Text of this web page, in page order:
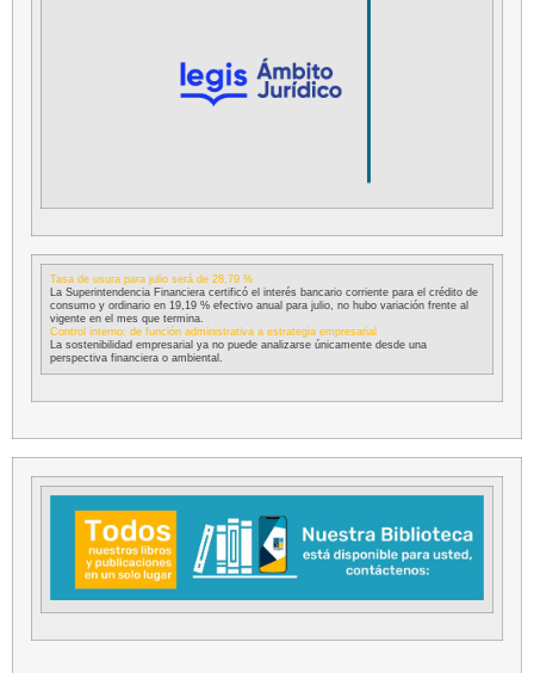
Tasa de usura para julio será de 28,79 %
La Superintendencia Financiera certificó el interés bancario corriente para el crédito de
consumo y ordinario en 19,19 % efectivo anual para julio, no hubo variación frente al
vigente en el mes que termina.
Control interno: de función administrativa a estrategia empresarial
La sostenibilidad empresarial ya no puede analizarse únicamente desde una
perspectiva financiera o ambiental.